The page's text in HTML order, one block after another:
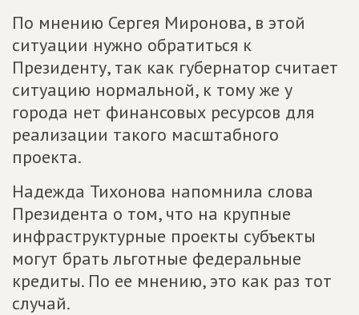
По мнению Сергея Миронова, в этой
ситуации нужно обратиться к
Президенту, так как губернатор считает
ситуацию нормальной, к тому же у
города нет финансовых ресурсов для
реализации такого масштабного
проекта.
Надежда Тихонова напомнила слова
Президента о том, что на крупные
инфраструктурные проекты субъекты
могут брать льготные федеральные
кредиты. По ее мнению, это как раз тот
случай.